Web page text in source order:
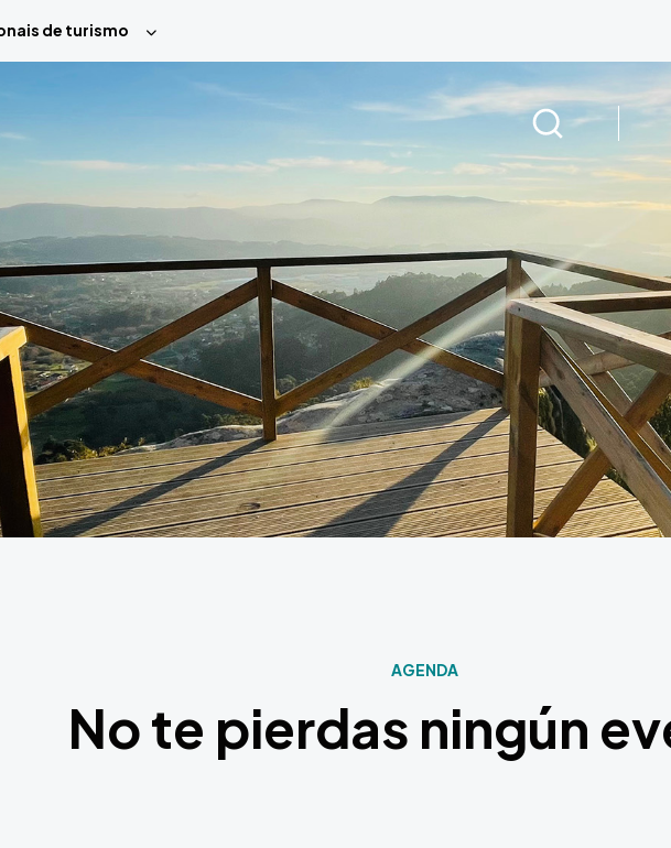
de turismo
AGENDA
No te pierdas ningún